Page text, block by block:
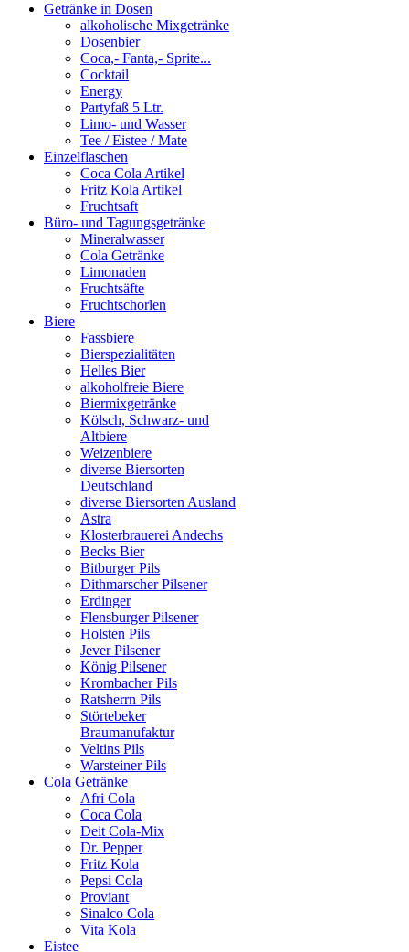
Getränke in Dosen
alkoholische Mixgetränke
Dosenbier
Coca,- Fanta,- Sprite...
Cocktail
Energy
Partyfaß 5 Ltr.
Limo- und Wasser
Tee / Eistee / Mate
Einzelflaschen
Coca Cola Artikel
Fritz Kola Artikel
Fruchtsaft
Büro- und Tagungsgetränke
Mineralwasser
Cola Getränke
Limonaden
Fruchtsäfte
Fruchtschorlen
Biere
Fassbiere
Bierspezialitäten
Helles Bier
alkoholfreie Biere
Biermixgetränke
Kölsch, Schwarz- und
Altbiere
Weizenbiere
diverse Biersorten
Deutschland
diverse Biersorten Ausland
Astra
Klosterbrauerei Andechs
Becks Bier
Bitburger Pils
Dithmarscher Pilsener
Erdinger
Flensburger Pilsener
Holsten Pils
Jever Pilsener
König Pilsener
Krombacher Pils
Ratsherrn Pils
Störtebeker
Braumanufaktur
Veltins Pils
Warsteiner Pils
Cola Getränke
Afri Cola
Coca Cola
Deit Cola-Mix
Dr. Pepper
Fritz Kola
Pepsi Cola
Proviant
Sinalco Cola
Vita Kola
Eistee